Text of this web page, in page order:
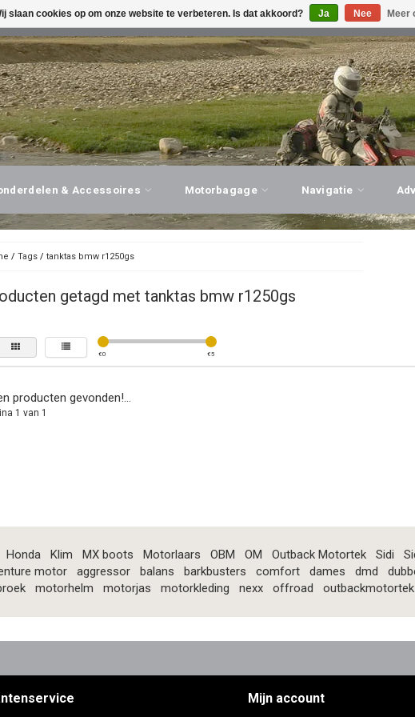
DESKUNDIG ADVIES, PERSOONLIJKE SERVICE! BEZOEK ONZE
& Accessoires Motorbagage Navigatie
/ Tags/ tanktas bmw r1250gs
getagd met tanktas bmw r1250gs
€0 €5
producten gevonden!...
1 van 1
Honda Klim MX boots Motorlaars OBM OM Outback Motortek Sidi
motor aggressor balans barkbusters comfort dames dmd
motorhelm motorjas motorkleding nexx offroad outbackmotortek
Mijn account
slaan cookies op om onze website te verbeteren. Is dat akkoord? Ja Nee Meer